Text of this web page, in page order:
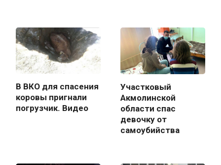
В ВКО для спасения
коровы пригнали
погрузчик. Видео
Участковый
Акмолинской
области спас
девочку от
самоубийства